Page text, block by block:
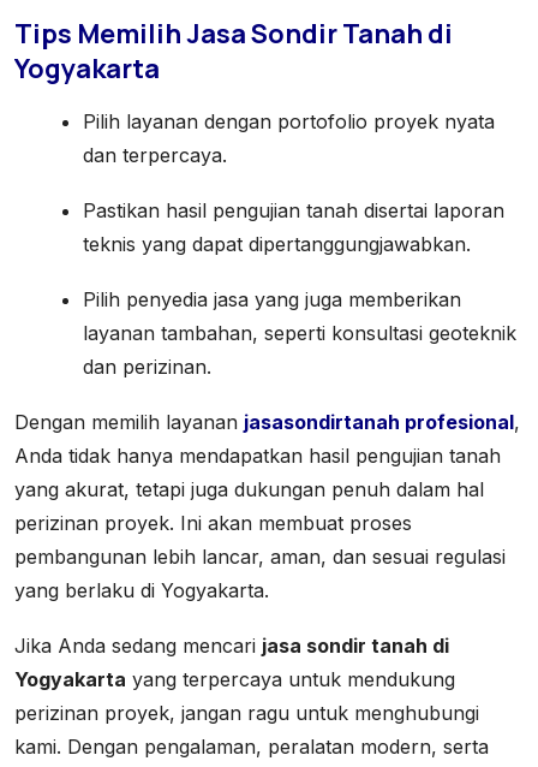
Tips Memilih Jasa Sondir Tanah di
Yogyakarta
Pilih layanan dengan portofolio proyek nyata
dan terpercaya.
Pastikan hasil pengujian tanah disertai laporan
teknis yang dapat dipertanggungjawabkan.
Pilih penyedia jasa yang juga memberikan
layanan tambahan, seperti konsultasi geoteknik
dan perizinan.
Dengan memilih layanan jasasondirtanah profesional,
Anda tidak hanya mendapatkan hasil pengujian tanah
yang akurat, tetapi juga dukungan penuh dalam hal
perizinan proyek. Ini akan membuat proses
pembangunan lebih lancar, aman, dan sesuai regulasi
yang berlaku di Yogyakarta.
Jika Anda sedang mencari jasa sondir tanah di
Yogyakarta yang terpercaya untuk mendukung
perizinan proyek, jangan ragu untuk menghubungi
kami. Dengan pengalaman, peralatan modern, serta